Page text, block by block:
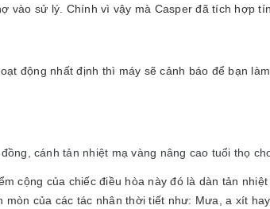
vào sử lý. Chính vì vậy mà Casper đã tích hợp
động nhất định thì máy sẽ cảnh báo để bạn
cánh tản nhiệt mạ vàng nâng cao tuổi thọ
cộng của chiếc điều hòa này đó là dàn tản
mòn của các tác nhân thời tiết như: Mưa, a xít